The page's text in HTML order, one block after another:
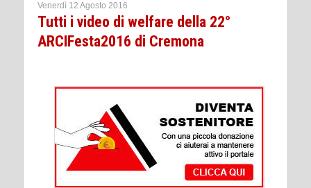
Venerdì 12 Agosto 2016
Tutti i video di welfare della 22°
ARCIFesta2016 di Cremona